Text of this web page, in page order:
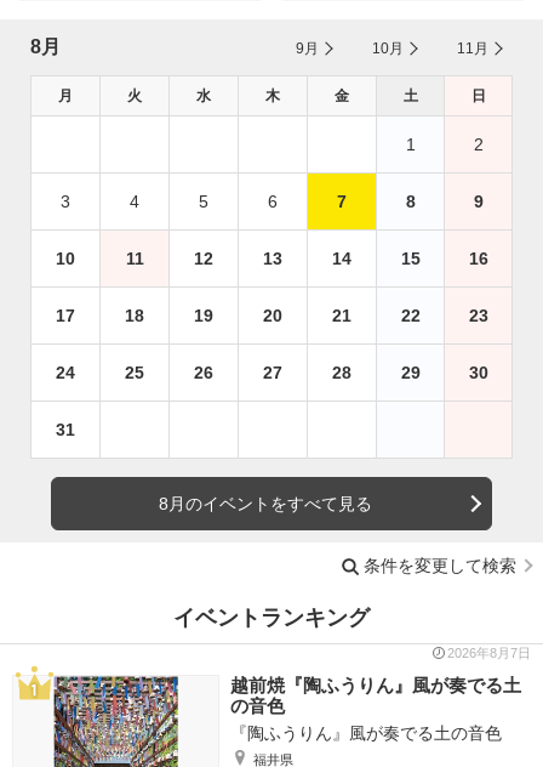
8月 9月 10月 11月
月 火 水 木 金 土 日
1 2
3 4 5 6 7 8 9
10 11 12 13 14 15 16
17 18 19 20 21 22 23
24 25 26 27 28 29 30
31
8月のイベントをすべて見る
条件を変更して検索
イベントランキング
2026年8月7日
越前焼『陶ふうりん』風が奏でる土
の音色
『陶ふうりん』風が奏でる土の音色
福井県